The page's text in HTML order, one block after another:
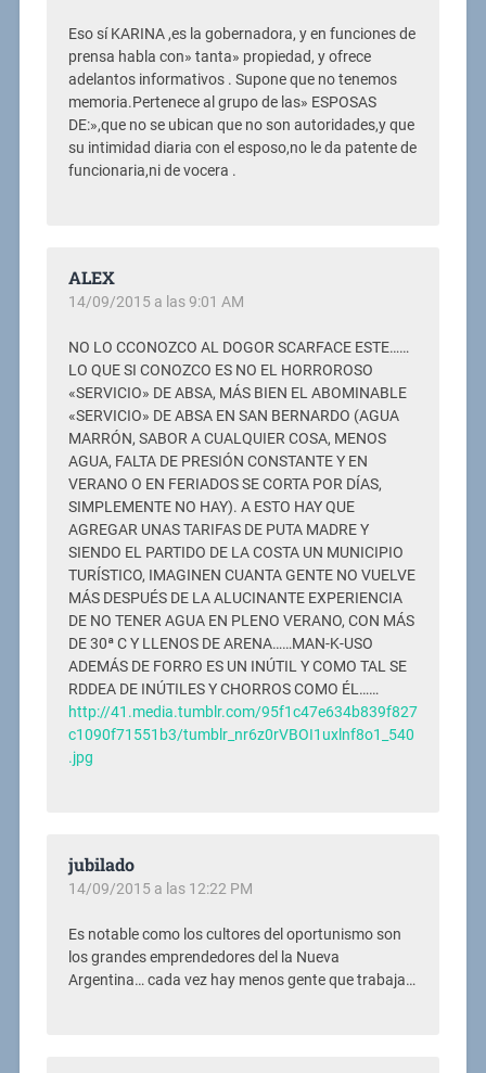
Eso sí KARINA ,es la gobernadora, y en funciones de
prensa habla con» tanta» propiedad, y ofrece
adelantos informativos . Supone que no tenemos
memoria.Pertenece al grupo de las» ESPOSAS
DE:»,que no se ubican que no son autoridades,y que
su intimidad diaria con el esposo,no le da patente de
funcionaria,ni de vocera .
ALEX
14/09/2015 a las 9:01 AM
NO LO CCONOZCO AL DOGOR SCARFACE ESTE……
LO QUE SI CONOZCO ES NO EL HORROROSO
«SERVICIO» DE ABSA, MÁS BIEN EL ABOMINABLE
«SERVICIO» DE ABSA EN SAN BERNARDO (AGUA
MARRÓN, SABOR A CUALQUIER COSA, MENOS
AGUA, FALTA DE PRESIÓN CONSTANTE Y EN
VERANO O EN FERIADOS SE CORTA POR DÍAS,
SIMPLEMENTE NO HAY). A ESTO HAY QUE
AGREGAR UNAS TARIFAS DE PUTA MADRE Y
SIENDO EL PARTIDO DE LA COSTA UN MUNICIPIO
TURÍSTICO, IMAGINEN CUANTA GENTE NO VUELVE
MÁS DESPUÉS DE LA ALUCINANTE EXPERIENCIA
DE NO TENER AGUA EN PLENO VERANO, CON MÁS
DE 30ª C Y LLENOS DE ARENA……MAN-K-USO
ADEMÁS DE FORRO ES UN INÚTIL Y COMO TAL SE
RDDEA DE INÚTILES Y CHORROS COMO ÉL……
http://41.media.tumblr.com/95f1c47e634b839f827
c1090f71551b3/tumblr_nr6z0rVBOI1uxlnf8o1_540
.jpg
jubilado
14/09/2015 a las 12:22 PM
Es notable como los cultores del oportunismo son
los grandes emprendedores del la Nueva
Argentina… cada vez hay menos gente que trabaja…